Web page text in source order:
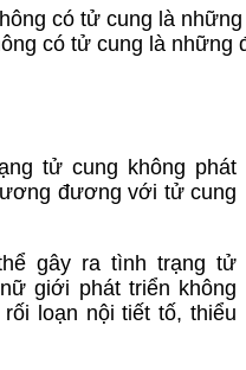
có tử cung là những
tử cung không phát
đương với tử cung
gây ra tình trạng tử
giới phát triển không
loạn nội tiết tố, thiểu